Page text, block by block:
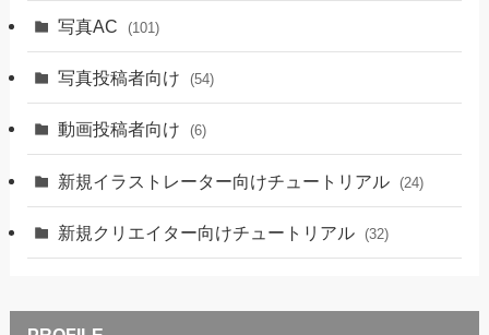
写真AC (101)
写真投稿者向け (54)
動画投稿者向け (6)
新規イラストレーター向けチュートリアル (24)
新規クリエイター向けチュートリアル (32)